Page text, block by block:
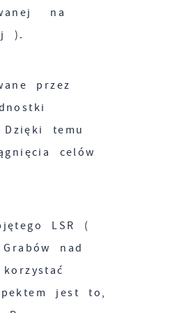
na
).
przez
temu
celów
LSR (
nad
jest to,